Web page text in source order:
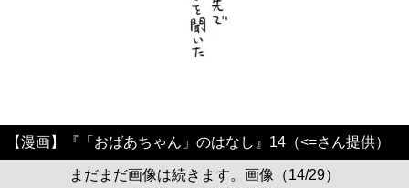
【漫画】『「おばあちゃん」のはなし』14（<=さん提供）
まだまだ画像は続きます。画像（14/29）